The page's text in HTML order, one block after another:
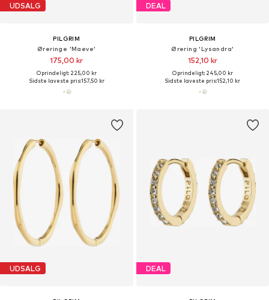
UDSALG
PILGRIM
Øreringe 'Maeve'
175,00 kr
Oprindeligt: 225,00 kr
Sidste laveste pris:157,50 kr
DEAL
PILGRIM
Ørering 'Lysandra'
152,10 kr
Oprindeligt: 245,00 kr
Sidste laveste pris:152,10 kr
UDSALG DEAL